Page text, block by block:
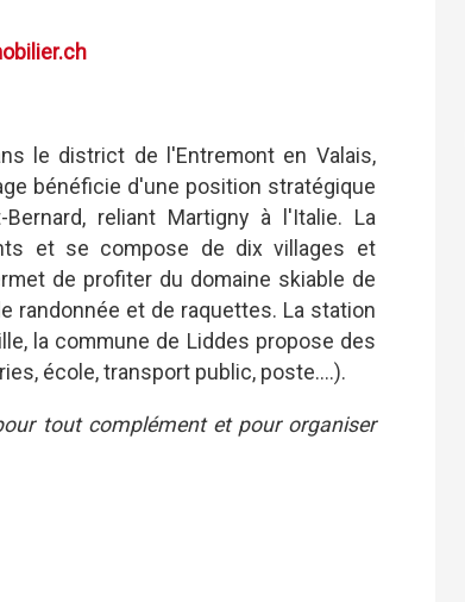
le district de l'Entremont en Valais,
bénéficie d'une position stratégique
reliant Martigny à l'Italie.
La
et se compose de dix villages et
de profiter du domaine skiable de
randonnée et de raquettes. La station
la commune de Liddes propose des
école, transport public, poste....).
tout complément et pour organiser